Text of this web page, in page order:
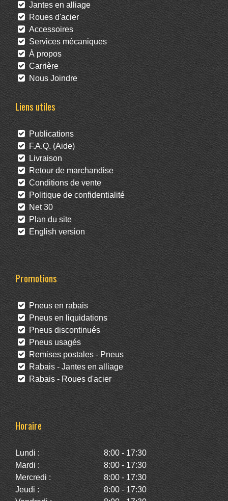
Jantes en alliage
Roues d'acier
Accessoires
Services mécaniques
À propos
Carrière
Nous Joindre
Liens utiles
Publications
F.A.Q. (Aide)
Livraison
Retour de marchandise
Conditions de vente
Politique de confidentialité
Net 30
Plan du site
English version
Promotions
Pneus en rabais
Pneus en liquidations
Pneus discontinués
Pneus usagés
Remises postales - Pneus
Rabais - Jantes en alliage
Rabais - Roues d'acier
Horaire
Lundi :
8:00 - 17:30
Mardi :
8:00 - 17:30
Mercredi :
8:00 - 17:30
Jeudi :
8:00 - 17:30